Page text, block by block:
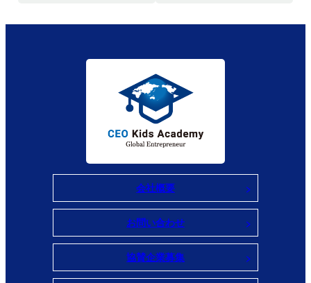
会社概要
お問い合わせ
協賛企業募集